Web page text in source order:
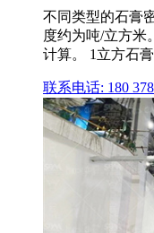
不同类型的石膏
度约为吨/立方米
计算。 1立方石
联系电话: 180